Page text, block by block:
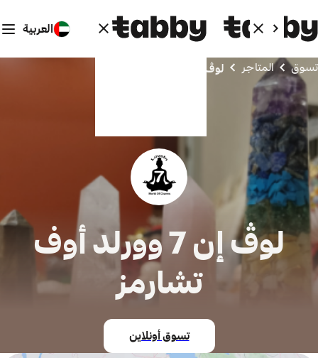
العربية
تسوق المتاجر لوڤ إن 7 وورلد أوف تشارمز
لوڤ إن 7 وورلد أوف
تشارمز
تسوق أونلاين